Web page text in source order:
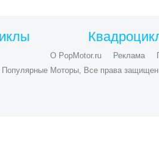
О PopMotor.ru Реклама
Популярные Моторы, Все права